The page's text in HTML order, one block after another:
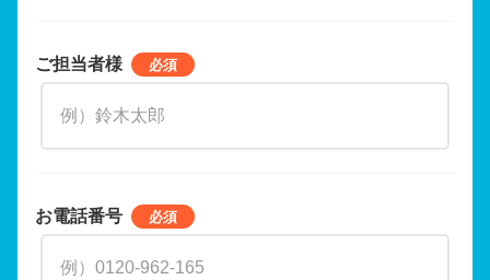
ご担当者様
お電話番号